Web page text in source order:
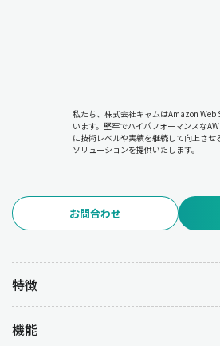
私たち、株式会社キャムはAmazon Web
います。堅牢でハイパフォーマンスな
に技術レベルや実績を継続して向上さ
ソリューションを提供いたします。
お問合わせ
特徴
機能